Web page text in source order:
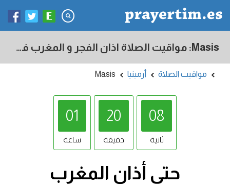
Masis: مواقيت الصلاة اذان الفجر و المغرب في اليوم - أرمينيا
مواقيت الصلاة أرمينيا Masis
01
ساعة
20
دقيقة
07
ثانية
حتى أذان المغرب